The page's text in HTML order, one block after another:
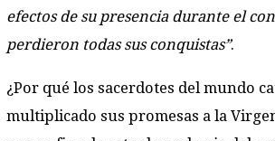
efectos de su presencia durante el
perdieron todas sus conquistas”.
¿Por qué los sacerdotes del mundo
multiplicado sus promesas a la